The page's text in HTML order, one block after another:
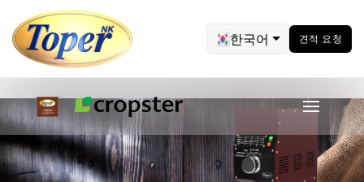
한국어 견적 요청